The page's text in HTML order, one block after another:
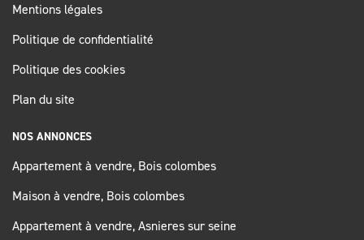
Mentions légales
Politique de confidentialité
Politique des cookies
Plan du site
NOS ANNONCES
Appartement à vendre, Bois colombes
Maison à vendre, Bois colombes
Appartement à vendre, Asnieres sur seine